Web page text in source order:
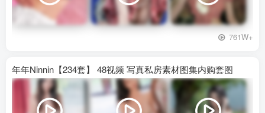
761W+
年年Ninnin【234套】 48视频 写真私房素材图集内购套图